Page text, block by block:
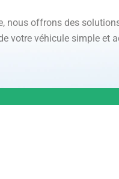
nous offrons des
votre véhicule simple et